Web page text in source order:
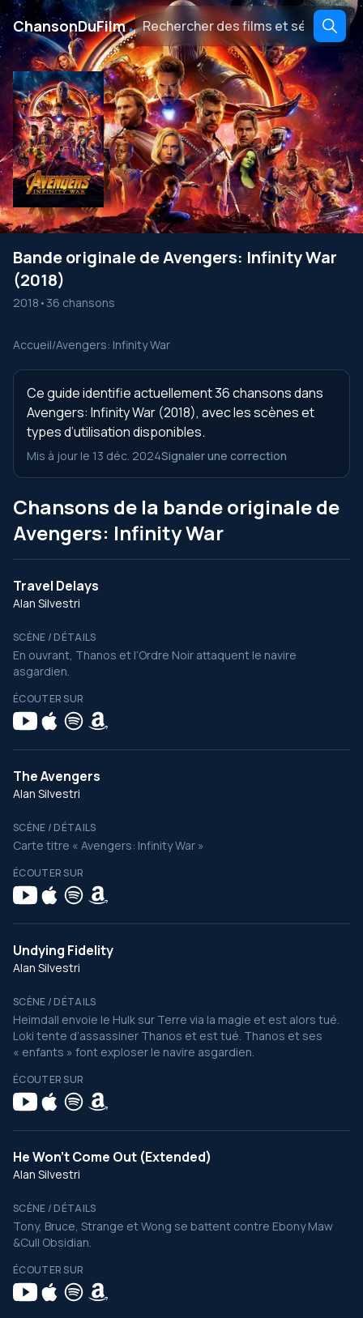
ChansonDuFilm․
Bande originale de Avengers: Infinity War
(2018)
2018 • 36 chansons
Accueil/Avengers: Infinity War
Ce guide identifie actuellement 36 chansons dans
Avengers: Infinity War (2018), avec les scènes et
types d’utilisation disponibles.
Mis à jour le 13 déc. 2024Signaler une correction
Chansons de la bande originale de
Avengers: Infinity War
Travel Delays
Alan Silvestri
SCÈNE / DÉTAILS
En ouvrant, Thanos et l’Ordre Noir attaquent le navire
asgardien.
ÉCOUTER SUR
The Avengers
Alan Silvestri
SCÈNE / DÉTAILS
Carte titre « Avengers: Infinity War »
ÉCOUTER SUR
Undying Fidelity
Alan Silvestri
SCÈNE / DÉTAILS
Heimdall envoie le Hulk sur Terre via la magie et est alors tué.
Loki tente d’assassiner Thanos et est tué. Thanos et ses
« enfants » font exploser le navire asgardien.
ÉCOUTER SUR
He Won't Come Out (Extended)
Alan Silvestri
SCÈNE / DÉTAILS
Tony, Bruce, Strange et Wong se battent contre Ebony Maw
&Cull Obsidian.
ÉCOUTER SUR